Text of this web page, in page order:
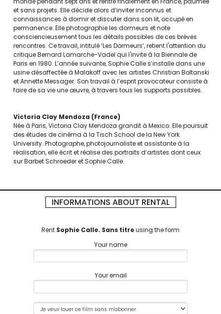
et sans projets. Elle décide alors d’inviter inconnus et
connaissances à dormir et discuter dans son lit, occupé en
permanence. Elle photographie les dormeurs et note
consciencieusement tous les détails possibles de ces brèves
rencontres. Ce travail, intitulé ‘Les Dormeurs’, retient l'attention du
critique Bernard Lamarche-Vadel qui l'invite à la Biennale de
Paris en 1980. L’année suivante, Sophie Calle s’installe dans une
usine désaffectée à Malakoff avec les artistes Christian Boltanski
et Annette Messager. Son travail à l’esprit provocateur consiste à
faire de sa vie une œuvre, à travers tous les supports possibles.
Victoria Clay Mendoza
France
Née à Paris, Victoria Clay Mendoza grandit à Mexico. Elle poursuit
des études de cinéma à la Tisch School de la New York
University. Photographe, photojournaliste et assistante à la
réalisation, elle écrit et réalise des portraits d’artistes dont ceux
sur Barbet Schroeder et Sophie Calle.
INFORMATIONS ABOUT RENTAL
Rent Sophie Calle. Sans titreusing the form
Your name
Your email